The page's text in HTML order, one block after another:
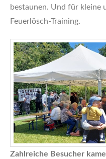
bestaunen. Und für kleine
Feuerlösch-Training.
Zahlreiche Besucher